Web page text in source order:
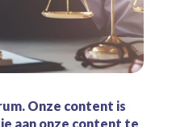
Onze content is
aan onze content te